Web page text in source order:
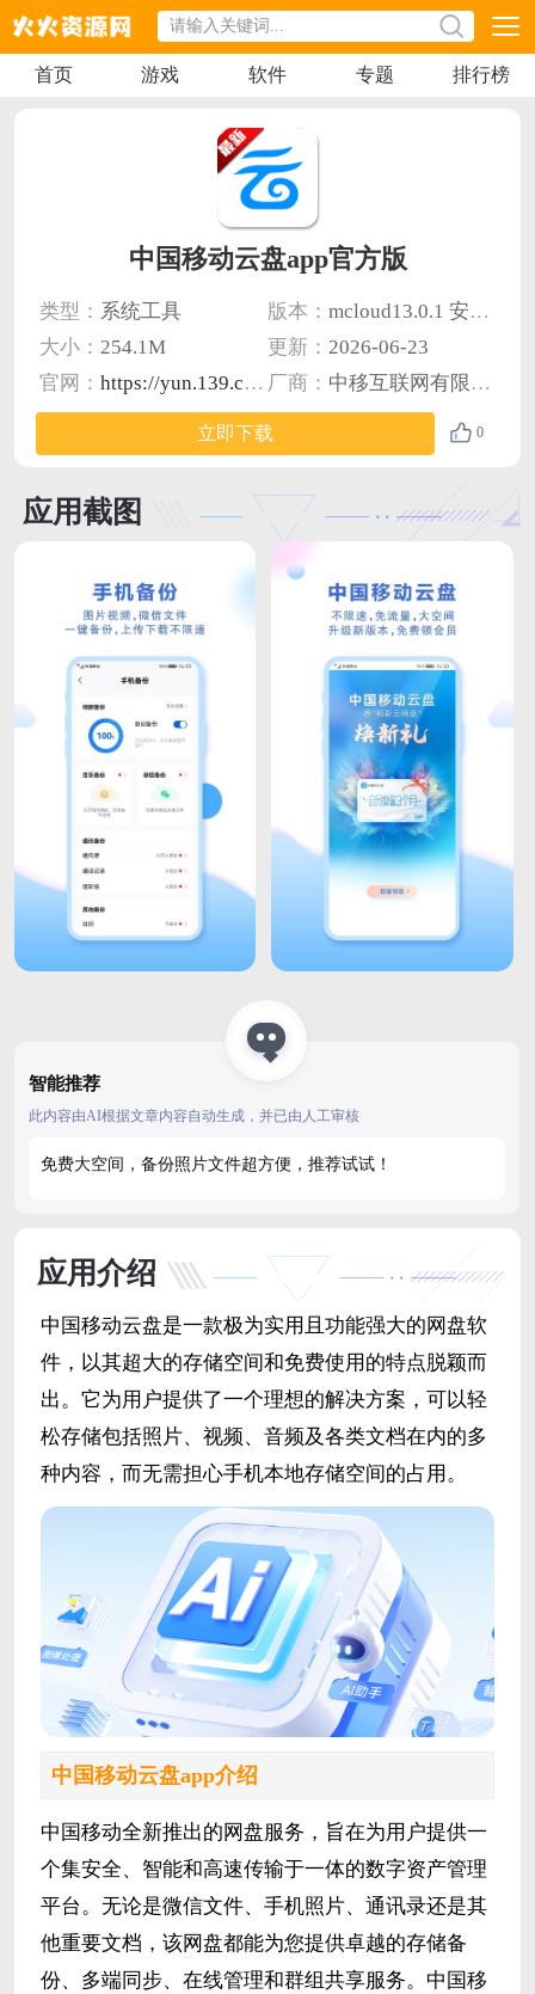
首页 游戏 软件 专题 排行榜
中国移动云盘app官方版
类型： 系统工具 版本： mcloud13.0.1 安卓版
大小： 254.1M 更新： 2026-06-23
官网： https://yun.139.com/w/#/ 厂商： 中移互联网有限公司
立即下载 0
应用截图
智能推荐
此内容由AI根据文章内容自动生成，并已由人工审核
免费大空间，备份照片文件超方便，推荐试试！
应用介绍
中国移动云盘是一款极为实用且功能强大的网盘软
件，以其超大的存储空间和免费使用的特点脱颖而
出。它为用户提供了一个理想的解决方案，可以轻
松存储包括照片、视频、音频及各类文档在内的多
种内容，而无需担心手机本地存储空间的占用。
中国移动云盘app介绍
中国移动全新推出的网盘服务，旨在为用户提供一
个集安全、智能和高速传输于一体的数字资产管理
平台。无论是微信文件、手机照片、通讯录还是其
他重要文档，该网盘都能为您提供卓越的存储备
份、多端同步、在线管理和群组共享服务。中国移